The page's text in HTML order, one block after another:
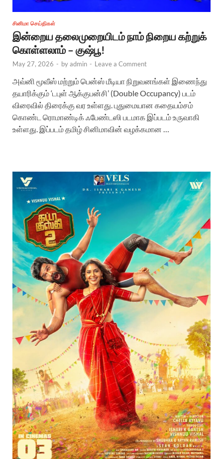
சினிமா செய்திகள்
இன்றைய தலைமுறையிடம் நாம் நிறைய கற்றுக்
கொள்ளலாம் – குஷ்பூ!
May 27, 2026 - byadmin - Leave a Comment
அவ்னி மூவீஸ் மற்றும் பென்ஸ் மீடியா நிறுவனங்கள் இணைந்து
தயாரிக்கும் ‘டபுள் ஆக்குபன்சி’ (Double Occupancy) படம்
விரைவில் திரைக்கு வர உள்ளது. புதுமையான கதையம்சம்
கொண்ட ரொமாண்டிக் ஃபேண்டஸி படமாக இப்படம் உருவாகி
உள்ளது. இப்படம் தமிழ் சினிமாவின் வழக்கமான …